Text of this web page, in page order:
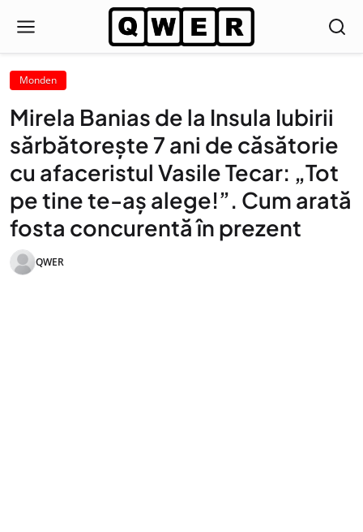
Monden
Mirela Banias de la Insula Iubirii
sărbătorește 7 ani de căsătorie
cu afaceristul Vasile Tecar: „Tot
pe tine te-aș alege!”. Cum arată
fosta concurentă în prezent
QWER